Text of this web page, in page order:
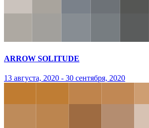
ARROW SOLITUDE
13 августа, 2020 - 30 сентября, 2020